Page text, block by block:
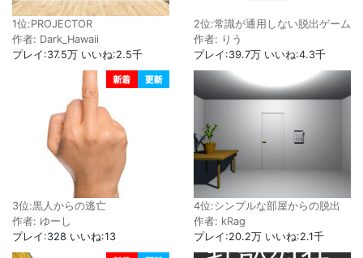
1位:PROJECTOR
作者: Dark_Hawaii
プレイ:37.5万 いいね:2.5千
2位:常識が通用しない脱出ゲーム
作者: りう
プレイ:39.7万 いいね:4.3千
3位:黒人からの逃亡
作者: ゆーし
プレイ:328 いいね:13
4位:シンプルな部屋からの脱出
作者: kRag
プレイ:20.2万 いいね:2.1千